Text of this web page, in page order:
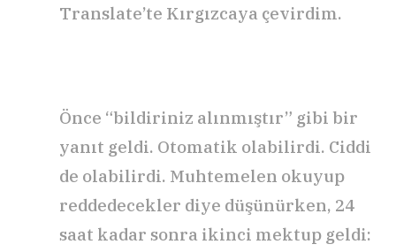
Translate’te Kırgızcaya çevirdim.
Önce “bildiriniz alınmıştır” gibi bir
yanıt geldi. Otomatik olabilirdi. Ciddi
de olabilirdi. Muhtemelen okuyup
reddedecekler diye düşünürken, 24
saat kadar sonra ikinci mektup geldi: